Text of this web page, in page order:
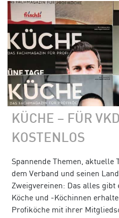
KÜCHE – FÜR
KOSTENLOS
Spannende Themen, aktuelle
dem Verband und seinen
Zweigvereinen: Das alles gibt
Köche und -Köchinnen
Profiköche mit ihrer